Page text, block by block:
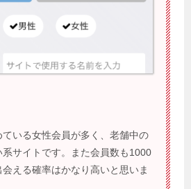
いる女性会員が多く、老舗中の
サイトです。また会員数も1000
える確率はかなり高いと思いま